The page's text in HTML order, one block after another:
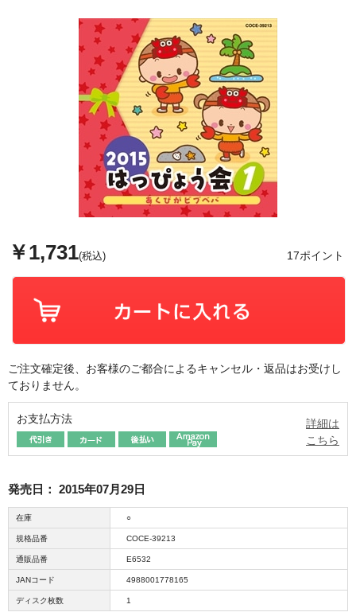
￥1,731(税込) 17ポイント
ご注文確定後、お客様のご都合によるキャンセル・返品はお受けし
ておりません。
お支払方法
詳細は
こちら
発売日： 2015年07月29日
在庫 ○
規格品番 COCE-39213
通販品番 E6532
JANコード 4988001778165
ディスク枚数 1